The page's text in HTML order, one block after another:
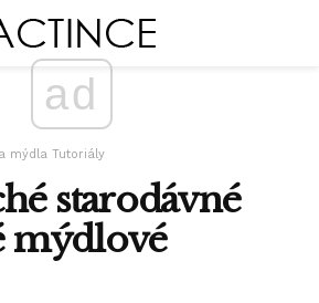
ad
mýdla Tutoriály
starodávné
mýdlové